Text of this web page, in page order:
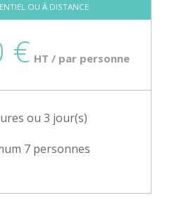
OU À DISTANCE
€ HT / par personne
ou 3 jour(s)
7 personnes